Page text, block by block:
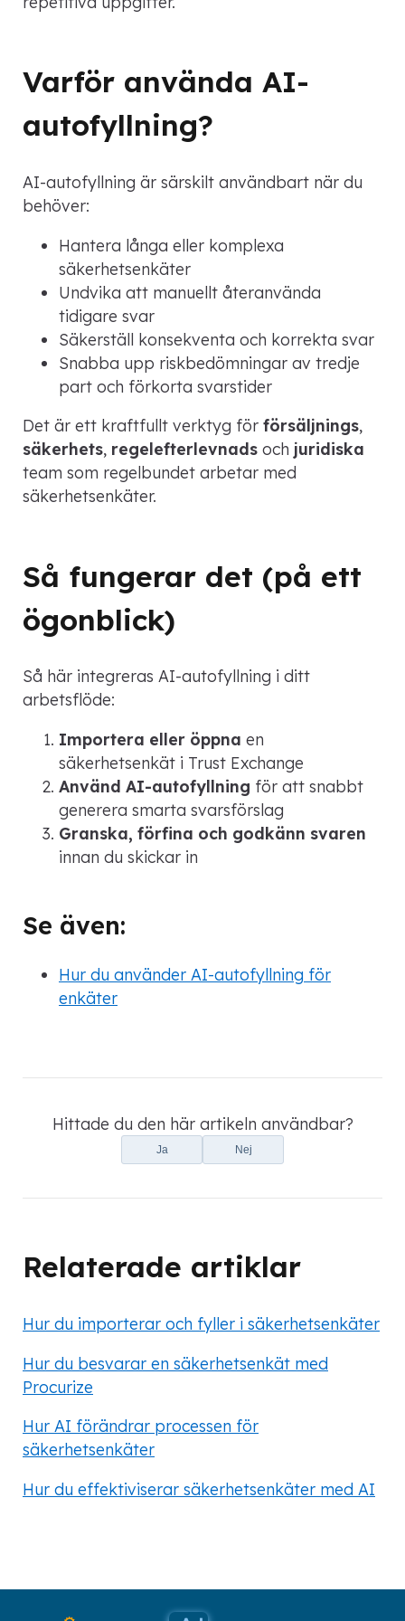
Varför använda AI-
autofyllning?
AI-autofyllning är särskilt användbart när du
behöver:
Hantera långa eller komplexa
säkerhetsenkäter
Undvika att manuellt återanvända
tidigare svar
Säkerställ konsekventa och korrekta svar
Snabba upp riskbedömningar av tredje
part och förkorta svarstider
Det är ett kraftfullt verktyg för försäljnings,
säkerhets, regelefterlevnads och juridiska
team som regelbundet arbetar med
säkerhetsenkäter.
Så fungerar det (på ett
ögonblick)
Så här integreras AI-autofyllning i ditt
arbetsflöde:
Importera eller öppna en
säkerhetsenkät i Trust Exchange
Använd AI-autofyllning för att snabbt
generera smarta svarsförslag
Granska, förfina och godkänn svaren
innan du skickar in
Se även:
Hur du använder AI-autofyllning för
enkäter
Hittade du den här artikeln användbar?
Ja Nej
Relaterade artiklar
Hur du importerar och fyller i säkerhetsenkäter
Hur du besvarar en säkerhetsenkät med
Procurize
Hur AI förändrar processen för
säkerhetsenkäter
Hur du effektiviserar säkerhetsenkäter med AI